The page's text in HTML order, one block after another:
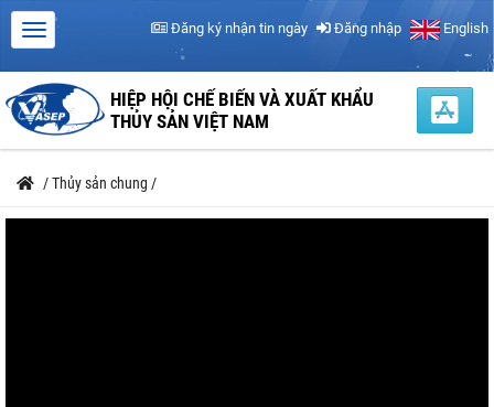
Đăng ký nhận tin ngày Đăng nhập English
HIỆP HỘI CHẾ BIẾN VÀ XUẤT KHẨU
THỦY SẢN VIỆT NAM
/Thủy sản chung /